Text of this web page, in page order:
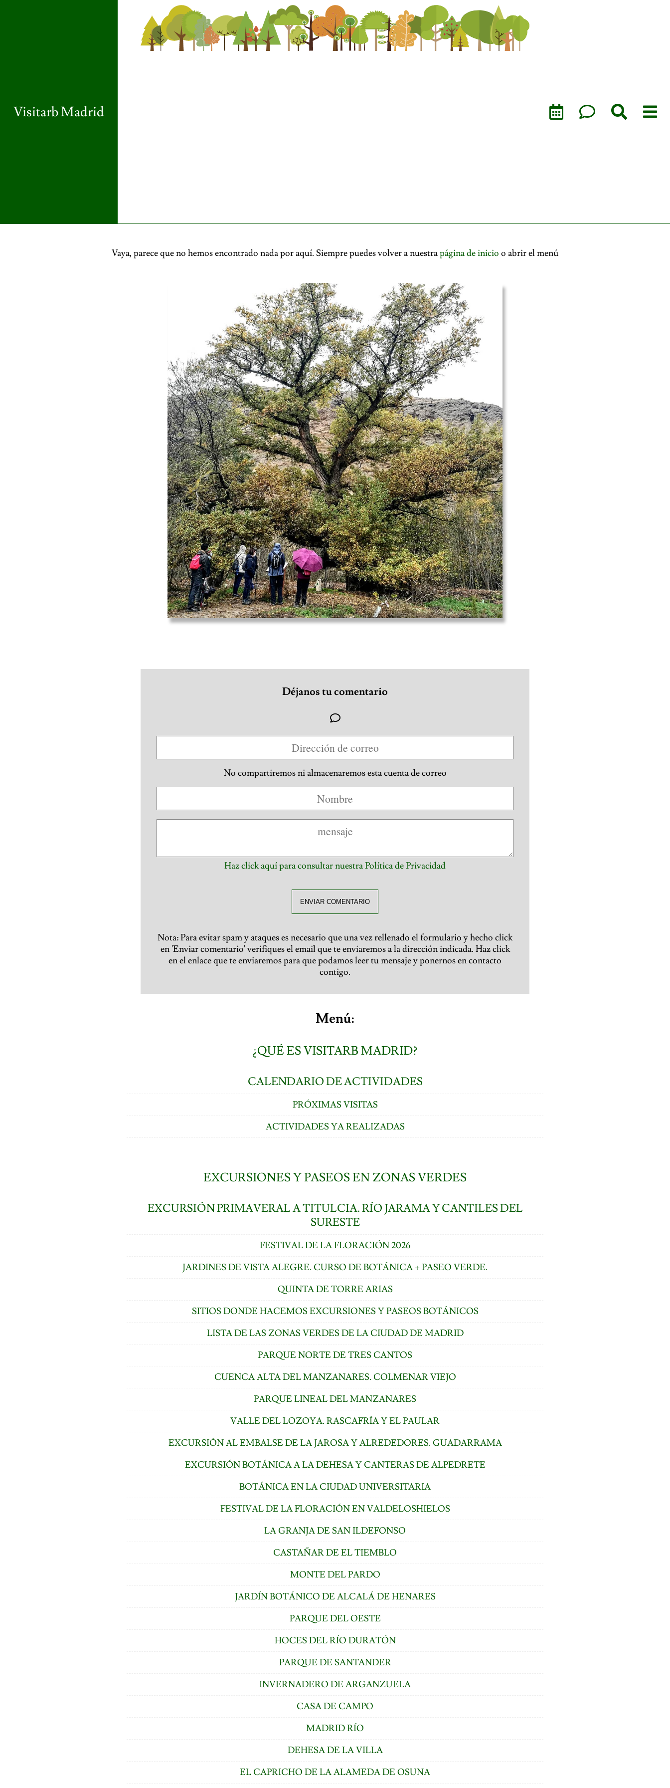
Visitarb Madrid
Vaya, parece que no hemos encontrado nada por aquí. Siempre puedes volver a nuestrapágina de inicio o abrir el menú
Déjanos tu comentario
No compartiremos ni almacenaremos esta cuenta de correo
Haz click aquí para consultar nuestra Política de Privacidad
ENVIAR COMENTARIO
Nota: Para evitar spam y ataques es necesario que una vez rellenado el formulario y hecho click
en 'Enviar comentario' verifiques el email que te enviaremos a la dirección indicada. Haz click
en el enlace que te enviaremos para que podamos leer tu mensaje y ponernos en contacto
contigo.
Menú:
¿QUÉ ES VISITARB MADRID?
CALENDARIO DE ACTIVIDADES
PRÓXIMAS VISITAS
ACTIVIDADES YA REALIZADAS
EXCURSIONES Y PASEOS EN ZONAS VERDES
EXCURSIÓN PRIMAVERAL A TITULCIA. RÍO JARAMA Y CANTILES DEL
SURESTE
FESTIVAL DE LA FLORACIÓN 2026
JARDINES DE VISTA ALEGRE. CURSO DE BOTÁNICA + PASEO VERDE.
QUINTA DE TORRE ARIAS
SITIOS DONDE HACEMOS EXCURSIONES Y PASEOS BOTÁNICOS
LISTA DE LAS ZONAS VERDES DE LA CIUDAD DE MADRID
PARQUE NORTE DE TRES CANTOS
CUENCA ALTA DEL MANZANARES. COLMENAR VIEJO
PARQUE LINEAL DEL MANZANARES
VALLE DEL LOZOYA. RASCAFRÍA Y EL PAULAR
EXCURSIÓN AL EMBALSE DE LA JAROSA Y ALREDEDORES. GUADARRAMA
EXCURSIÓN BOTÁNICA A LA DEHESA Y CANTERAS DE ALPEDRETE
BOTÁNICA EN LA CIUDAD UNIVERSITARIA
FESTIVAL DE LA FLORACIÓN EN VALDELOSHIELOS
LA GRANJA DE SAN ILDEFONSO
CASTAÑAR DE EL TIEMBLO
MONTE DEL PARDO
JARDÍN BOTÁNICO DE ALCALÁ DE HENARES
PARQUE DEL OESTE
HOCES DEL RÍO DURATÓN
PARQUE DE SANTANDER
INVERNADERO DE ARGANZUELA
CASA DE CAMPO
MADRID RÍO
DEHESA DE LA VILLA
EL CAPRICHO DE LA ALAMEDA DE OSUNA